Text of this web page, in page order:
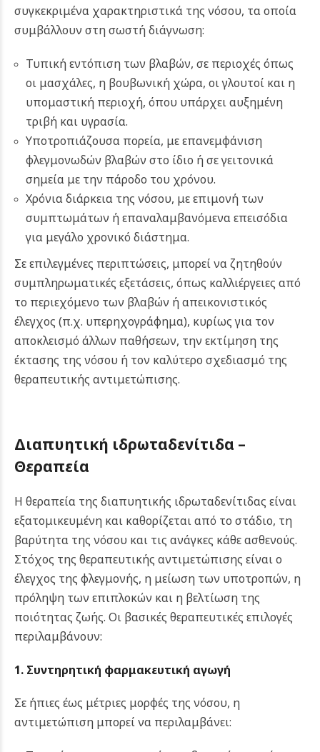
συγκεκριμένα χαρακτηριστικά της νόσου, τα οποία
συμβάλλουν στη σωστή διάγνωση:
Τυπική εντόπιση των βλαβών, σε περιοχές όπως
οι μασχάλες, η βουβωνική χώρα, οι γλουτοί και η
υπομαστική περιοχή, όπου υπάρχει αυξημένη
τριβή και υγρασία.
Υποτροπιάζουσα πορεία, με επανεμφάνιση
φλεγμονωδών βλαβών στο ίδιο ή σε γειτονικά
σημεία με την πάροδο του χρόνου.
Χρόνια διάρκεια της νόσου, με επιμονή των
συμπτωμάτων ή επαναλαμβανόμενα επεισόδια
για μεγάλο χρονικό διάστημα.
Σε επιλεγμένες περιπτώσεις, μπορεί να ζητηθούν
συμπληρωματικές εξετάσεις, όπως καλλιέργειες από
το περιεχόμενο των βλαβών ή απεικονιστικός
έλεγχος (π.χ. υπερηχογράφημα), κυρίως για τον
αποκλεισμό άλλων παθήσεων, την εκτίμηση της
έκτασης της νόσου ή τον καλύτερο σχεδιασμό της
θεραπευτικής αντιμετώπισης.
Διαπυητική ιδρωταδενίτιδα –
Θεραπεία
Η θεραπεία της διαπυητικής ιδρωταδενίτιδας είναι
εξατομικευμένη και καθορίζεται από το στάδιο, τη
βαρύτητα της νόσου και τις ανάγκες κάθε ασθενούς.
Στόχος της θεραπευτικής αντιμετώπισης είναι ο
έλεγχος της φλεγμονής, η μείωση των υποτροπών, η
πρόληψη των επιπλοκών και η βελτίωση της
ποιότητας ζωής. Οι βασικές θεραπευτικές επιλογές
περιλαμβάνουν:
1. Συντηρητική φαρμακευτική αγωγή
Σε ήπιες έως μέτριες μορφές της νόσου, η
αντιμετώπιση μπορεί να περιλαμβάνει: